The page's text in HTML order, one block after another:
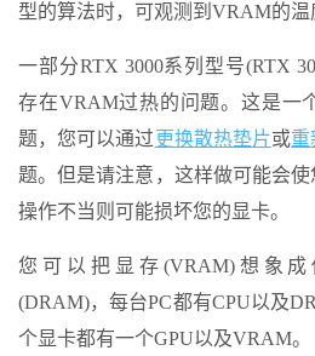
型的算法时，可观测到VRAM的温
一部分RTX 3000系列型号(RTX
存在VRAM过热的问题。这是一
题，您可以通过 更换散热垫片或重
题。但是请注意，这样做可能会
操作不当则可能损坏您的显卡。
您可以把显存(VRAM)想象
(DRAM)，每台PC都有CPU以及
个显卡都有一个GPU以及VRAM。